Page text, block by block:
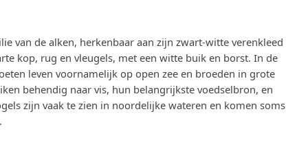
van de alken, herkenbaar aan zijn zwart-witte verenkleed
kop, rug en vleugels, met een witte buik en borst. In de
leven voornamelijk op open zee en broeden in grote
behendig naar vis, hun belangrijkste voedselbron, en
zijn vaak te zien in noordelijke wateren en komen soms